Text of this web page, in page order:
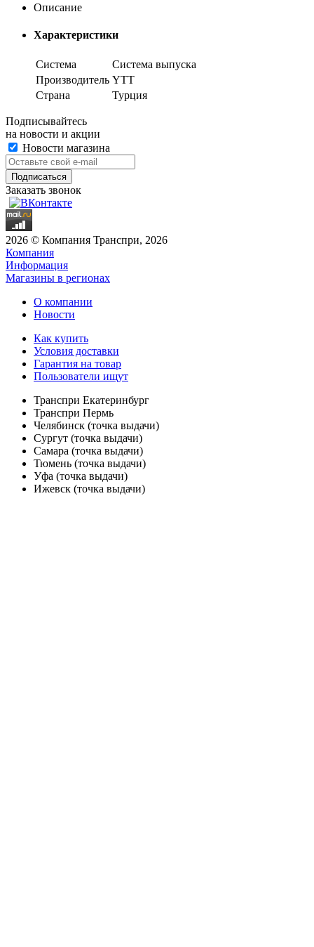
Описание
Характеристики
Система
Система выпуска
Производитель YTT
Страна
Турция
Подписывайтесь
на новости и акции
Новости магазина
Заказать звонок
2026 © Компания Транспри, 2026
Компания
Информация
Магазины в регионах
О компании
Новости
Как купить
Условия доставки
Гарантия на товар
Пользователи ищут
Транспри Екатеринбург
Транспри Пермь
Челябинск (точка выдачи)
Сургут (точка выдачи)
Самара (точка выдачи)
Тюмень (точка выдачи)
Уфа (точка выдачи)
Ижевск (точка выдачи)